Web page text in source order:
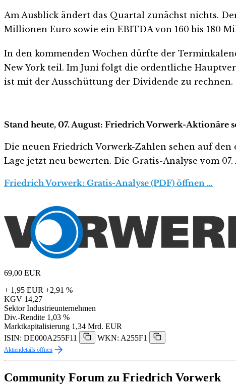
Am Ausblick ändert das Quartal zunächst nichts.
Millionen Euro sowie ein EBITDA von 160 bis 180
In den kommenden Wochen dürfte der
New York teil. Im Juni folgt die ordentliche
ist mit der Ausschüttung der Dividende zu rechnen.
Stand heute, 07. August: Friedrich Vorwerk-Aktionäre
Die neuen Friedrich Vorwerk-Zahlen sehen auf
Lage jetzt neu bewerten. Die Gratis-Analyse vom
Friedrich Vorwerk: Gratis-Analyse (PDF) öffnen …
69,00 EUR
+ 1,95 EUR +2,91 %
KGV 14,27
Sektor Industrieunternehmen
Div.-Rendite 1,03 %
Marktkapitalisierung 1,34 Mrd. EUR
ISIN: DE000A255F11
WKN: A255F1
Aktiendetails öffnen
Community Forum zu Friedrich Vorwerk